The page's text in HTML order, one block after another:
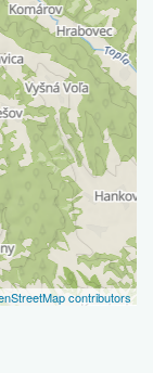
contributors